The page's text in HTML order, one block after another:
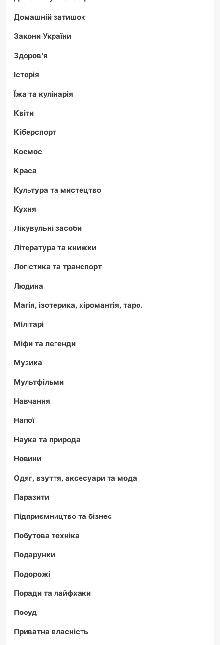
Домашній затишок
Закони України
Здоров'я
Історія
Їжа та кулінарія
Квіти
Кіберспорт
Космос
Краса
Культура та мистецтво
Кухня
Лікувульні засоби
Література та книжки
Логістика та транспорт
Людина
Магія, ізотерика, хіромантія, таро.
Мілітарі
Міфи та легенди
Музика
Мультфільми
Навчання
Напої
Наука та природа
Новини
Одяг, взуття, аксесуари та мода
Паразити
Підприємництво та бізнес
Побутова техніка
Подарунки
Подорожі
Поради та лайфхаки
Посуд
Приватна власність